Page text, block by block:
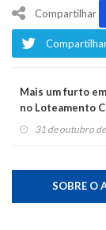
Compartilhar
Mais um furto
no Loteamento
Lírios31 de outubro
SOBRE O